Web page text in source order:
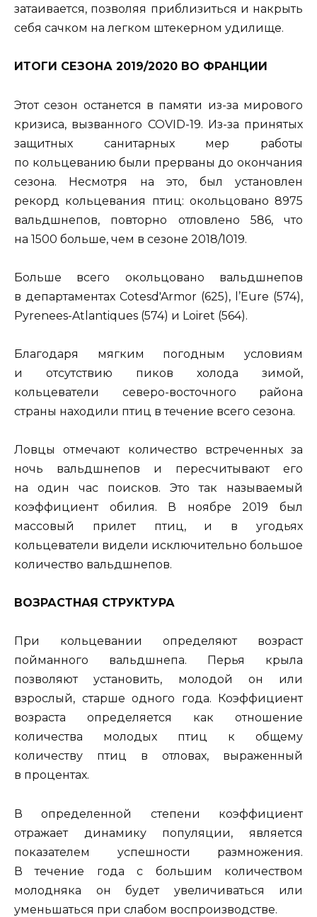
затаивается, позволяя приблизиться и накрыть
себя сачком на легком штекерном удилище.
ИТОГИ СЕЗОНА 2019/2020 ВО ФРАНЦИИ
Этот сезон останется в памяти из-за мирового
кризиса, вызванного COVID-19. Из-за принятых
защитных санитарных мер работы
по кольцеванию были прерваны до окончания
сезона. Несмотря на это, был установлен
рекорд кольцевания птиц: окольцовано 8975
вальдшнепов, повторно отловлено 586, что
на 1500 больше, чем в сезоне 2018/1019.
Больше всего окольцовано вальдшнепов
в департаментах Cotesd'Armor (625), l’Eure (574),
Pyrenees-Atlantiques (574) и Loiret (564).
Благодаря мягким погодным условиям
и отсутствию пиков холода зимой,
кольцеватели северо-восточного района
страны находили птиц в течение всего сезона.
Ловцы отмечают количество встреченных за
ночь вальдшнепов и пересчитывают его
на один час поисков. Это так называемый
коэффициент обилия. В ноябре 2019 был
массовый прилет птиц, и в угодьях
кольцеватели видели исключительно большое
количество вальдшнепов.
ВОЗРАСТНАЯ СТРУКТУРА
При кольцевании определяют возраст
пойманного вальдшнепа. Перья крыла
позволяют установить, молодой он или
взрослый, старше одного года. Коэффициент
возраста определяется как отношение
количества молодых птиц к общему
количеству птиц в отловах, выраженный
в процентах.
В определенной степени коэффициент
отражает динамику популяции, является
показателем успешности размножения.
В течение года с большим количеством
молодняка он будет увеличиваться или
уменьшаться при слабом воспроизводстве.